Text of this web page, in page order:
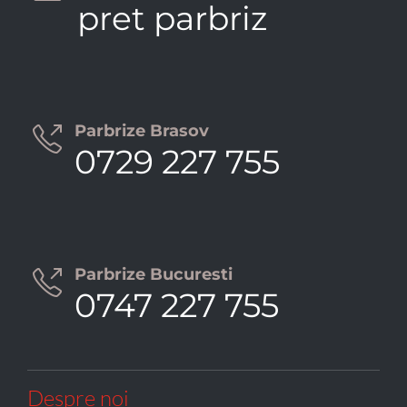
pret parbriz
 Parbrize Brasov
0729 227 755
 Parbrize Bucuresti
0747 227 755
Despre noi